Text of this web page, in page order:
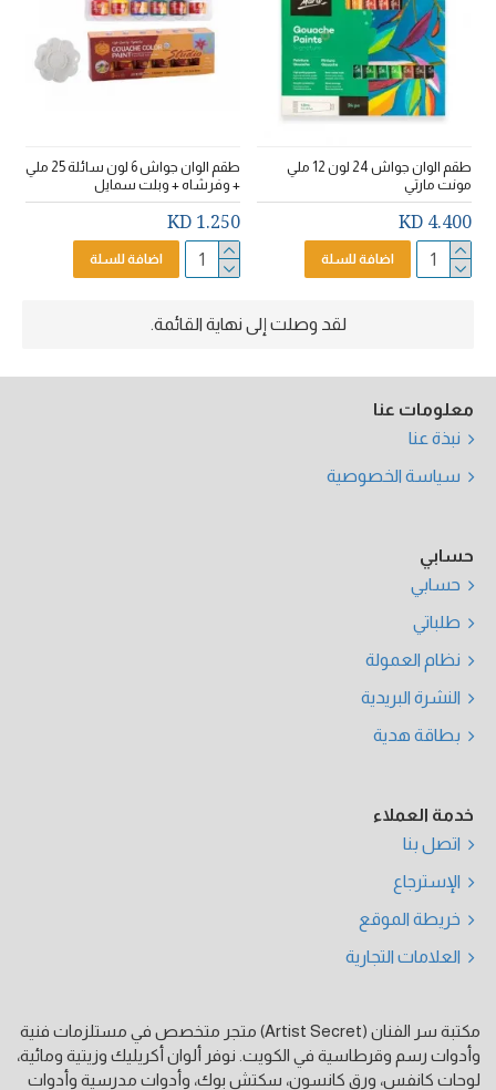
طقم الوان جواش 24 لون 12 ملي
مونت مارتي
4.400 KD
اضافة للسلة
طقم الوان جواش 6 لون سائلة 25 ملي
+ وفرشاه + وبلت سمايل
1.250 KD
اضافة للسلة
لقد وصلت إلى نهاية القائمة.
معلومات عنا
نبذة عنا
سياسة الخصوصية
حسابي
حسابي
طلباتي
نظام العمولة
النشرة البريدية
بطاقة هدية
خدمة العملاء
اتصل بنا
الإسترجاع
خريطة الموقع
العلامات التجارية
مكتبة سر الفنان (Artist Secret) متجر متخصص في مستلزمات فنية
وأدوات رسم وقرطاسية في الكويت. نوفر ألوان أكريليك وزيتية ومائية،
لوحات كانفس، ورق كانسون، سكتش بوك، وأدوات مدرسية وأدوات